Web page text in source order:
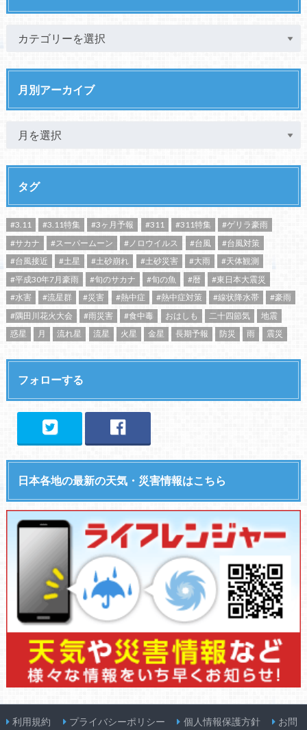
月別アーカイブ
タグ
#3.11 #3.11特集 #3ヶ月予報 #311 #311特集
#ゲリラ豪雨
#サカナ
#スーパームーン #ノロウイルス #台風
#台風対策
#台風接近
#土星 #土砂崩れ #土砂災害 #大雨
#天体観測
#平成30年7月豪雨
#旬のサカナ #旬の魚 #暦
#東日本大震災
#水害
#流星群 #災害 #熱中症 #熱中症対策 #線状降水帯
#豪雨
#隅田川花火大会
#雨災害 #食中毒 おはしも 二十四節気
地震
惑星
月 流れ星 流星 火星 金星 長期予報 防災 雨 震災
フォローする
日本各地の最新の天気・災害情報はこちら
利用規約 プライバシーポリシー 個人情報保護方針 お問